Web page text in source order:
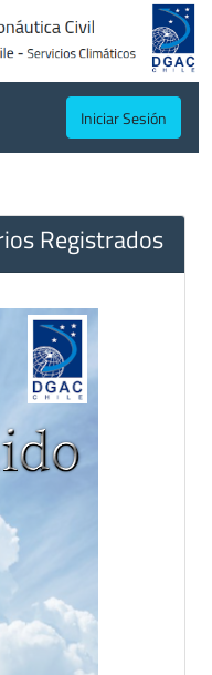
Iniciar Sesión
Registrados